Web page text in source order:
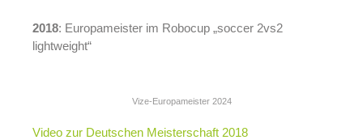
2018: Europameister im Robocup „soccer 2vs2
lightweight“
Vize-Europameister 2024
Video zur Deutschen Meisterschaft 2018